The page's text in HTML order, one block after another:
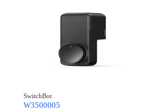
SwitchBot
W3500005